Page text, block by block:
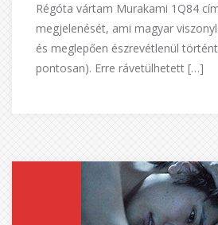
Régóta vártam Murakami 1Q84
megjelenését, ami magyar
és meglepően észrevétlenül
pontosan). Erre rávetülhetett […]